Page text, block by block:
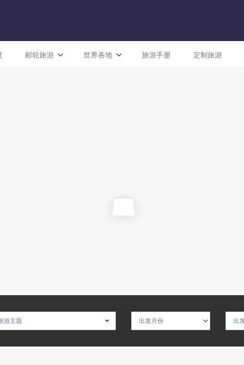
邮轮旅游 世界各地 旅游手册 定制旅游